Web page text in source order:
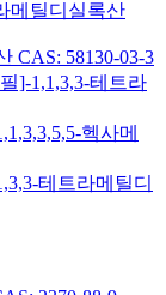
메틸디실록산
CAS: 58130-03-3
]-1,1,3,3-테트라
헥사메
테트라메틸디